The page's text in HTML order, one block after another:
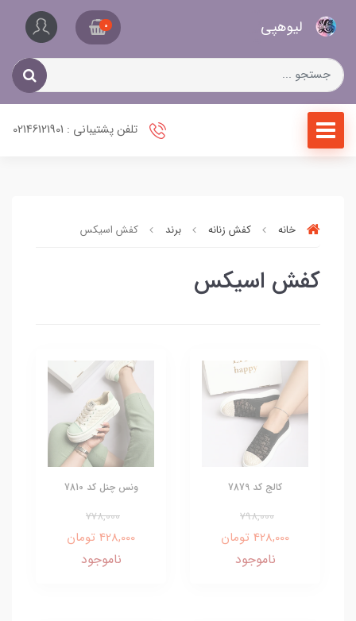
لیو‌هپی 0
تلفن پشتیبانی : 02146121901
خانه کفش زنانه برند کفش اسیکس
کفش اسیکس
کالج کد 7879
798,000
428,000 تومان
ناموجود
ونس چنل کد 7810
778,000
428,000 تومان
ناموجود